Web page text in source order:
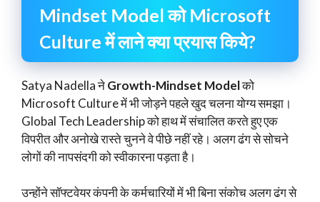
Mindset Model को Microsoft
Culture में लाने क्या प्रयास किये?
Satya Nadella नेGrowth-Mindset Modelको
Microsoft Culture में भी जोड़ने पहले खुद चलना योग्य समझा।
Global Tech Leadership को हाथ में संचालित करते हुए एक
विपरीत और अनोखे रास्ते चुनने वे पीछे नहीं रहे। अलग ढंग से सोचने
लोगों की नापसंदगी को स्वीकारना पड़ता है।
उन्होंने सॉफ्टवेयर कंपनी के कर्मचारियों में भी बिना संकोच अलग ढंग से